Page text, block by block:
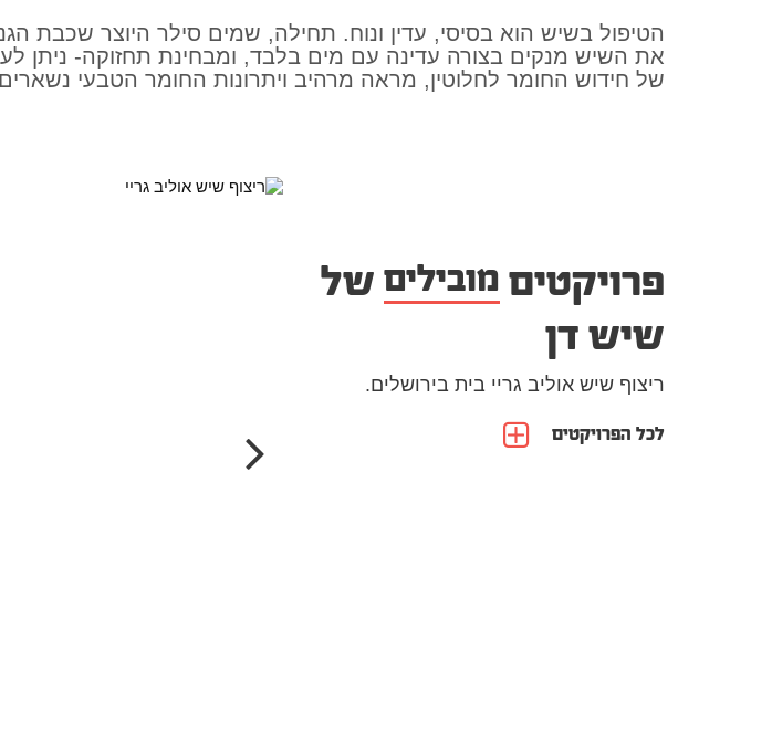
הטיפול בשיש הוא בסיסי, עדין ונוח. תחילה, שמים סילר היוצר שכבת
את השיש מנקים בצורה עדינה עם מים בלבד, ומבחינת תחזוקה- ניתן
של חידוש החומר לחלוטין, מראה מרהיב ויתרונות החומר הטבעי נשארים
פרויקטים מובילים של
שיש דן
ריצוף שיש אוליב גריי בית בירושלים.
לכל הפרויקטים